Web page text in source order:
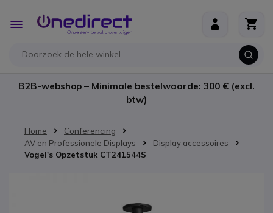
Toggle
Nav
B2B-webshop – Minimale bestelwaarde: 300 € (excl.
btw)
Home
Conferencing
AV en Professionele Displays
Display accessoires
Vogel's Opzetstuk CT241544S